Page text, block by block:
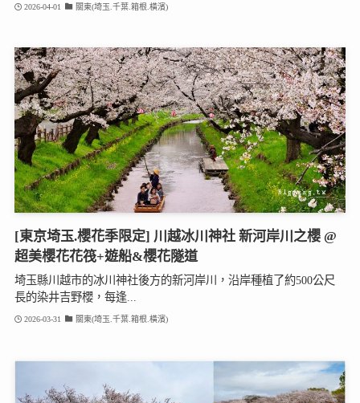
2026-04-01 關東(埼玉.千葉.箱根.橫濱)
[東京埼玉.櫻花季限定] 川越冰川神社 新河岸川之櫻 @
超美櫻花花筏+遊船&櫻花隧道
埼玉縣川越市的冰川神社後方的新河岸川，沿岸種植了約500公尺
長的染井吉野櫻，每逢...
2026-03-31 關東(埼玉.千葉.箱根.橫濱)